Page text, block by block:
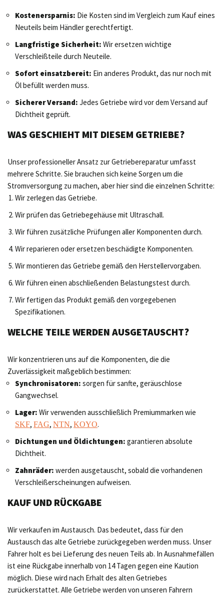
Kostenersparnis: Die Kosten sind im Vergleich zum Kauf eines
Neuteils beim Händler gerechtfertigt.
Langfristige Sicherheit: Wir ersetzen wichtige
Verschleißteile durch Neuteile.
Sofort einsatzbereit: Ein anderes Produkt, das nur noch mit
Öl befüllt werden muss.
Sicherer Versand: Jedes Getriebe wird vor dem Versand auf
Dichtheit geprüft.
WAS GESCHIEHT MIT DIESEM GETRIEBE?
Unser professioneller Ansatz zur Getriebereparatur umfasst
mehrere Schritte. Sie brauchen sich keine Sorgen um die
Stromversorgung zu machen, aber hier sind die einzelnen Schritte:
Wir zerlegen das Getriebe.
Wir prüfen das Getriebegehäuse mit Ultraschall.
Wir führen zusätzliche Prüfungen aller Komponenten durch.
Wir reparieren oder ersetzen beschädigte Komponenten.
Wir montieren das Getriebe gemäß den Herstellervorgaben.
Wir führen einen abschließenden Belastungstest durch.
Wir fertigen das Produkt gemäß den vorgegebenen
Spezifikationen.
WELCHE TEILE WERDEN AUSGETAUSCHT?
Wir konzentrieren uns auf die Komponenten, die die
Zuverlässigkeit maßgeblich bestimmen:
Synchronisatoren: sorgen für sanfte, geräuschlose
Gangwechsel.
Lager: Wir verwenden ausschließlich Premiummarken wie
SKF, FAG, NTN, KOYO.
Dichtungen und Öldichtungen: garantieren absolute
Dichtheit.
Zahnräder: werden ausgetauscht, sobald die vorhandenen
Verschleißerscheinungen aufweisen.
KAUF UND RÜCKGABE
Wir verkaufen im Austausch. Das bedeutet, dass für den
Austausch das alte Getriebe zurückgegeben werden muss. Unser
Fahrer holt es bei Lieferung des neuen Teils ab. In Ausnahmefällen
ist eine Rückgabe innerhalb von 14 Tagen gegen eine Kaution
möglich. Diese wird nach Erhalt des alten Getriebes
zurückerstattet. Alle Getriebe werden von unseren Fahrern